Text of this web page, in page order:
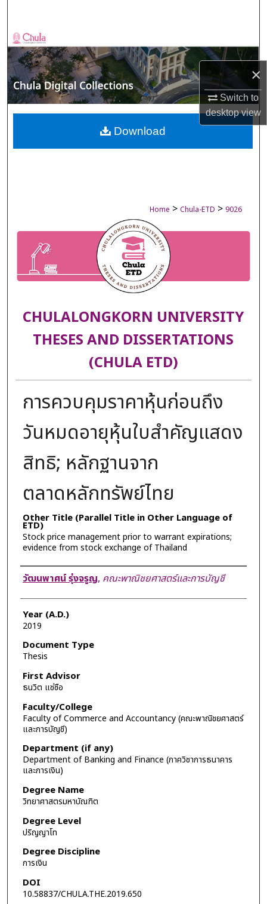
×
Switch to
desktopview
Browse Collections
My Account
About
Digital Commons Network™
Home > Chula-ETD > 9026
CHULALONGKORN UNIVERSITY
THESES AND DISSERTATIONS
(CHULA ETD)
การควบคุมราคาหุ้นก่อนถึง
วันหมดอายุหุ้นใบสำคัญแสดง
สิทธิ; หลักฐานจาก
ตลาดหลักทรัพย์ไทย
Other Title (Parallel Title in Other Language of
ETD)
Stock price management prior to warrant expirations;
evidence from stock exchange of Thailand
Author
วัฒนพาศน์ รุ่งจรูญ, คณะพาณิชยศาสตร์และการบัญชี
Year (A.D.)
2019
Document Type
Thesis
First Advisor
ธนวิต แซ่ซือ
Faculty/College
Faculty of Commerce and Accountancy (คณะพาณิชยศาสตร์
และการบัญชี)
Department (if any)
Department of Banking and Finance (ภาควิชาการธนาคาร
และการเงิน)
Degree Name
วิทยาศาสตรมหาบัณฑิต
Degree Level
ปริญญาโท
Degree Discipline
การเงิน
DOI
10.58837/CHULA.THE.2019.650
Download